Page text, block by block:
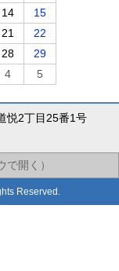
14
15
21
22
28
29
4 5
悦2丁目25番1号
開く）
Reserved.